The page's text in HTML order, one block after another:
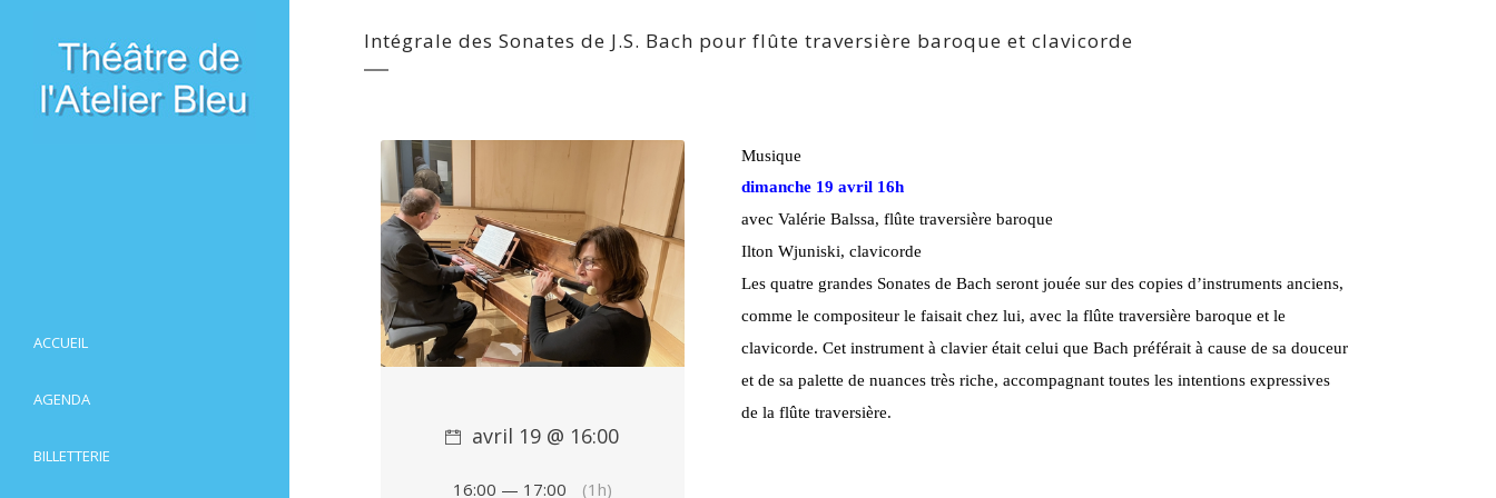
ACCUEIL
AGENDA
BILLETTERIE
Intégrale des Sonates de J.S. Bach pour flûte traversière baroque et clavicorde
Musique
dimanche 19 avril 16h
avec Valérie Balssa, flûte traversière baroque
Ilton Wjuniski, clavicorde
Les quatre grandes Sonates de Bach seront jouée sur des copies d’instruments anciens,
comme le compositeur le faisait chez lui, avec la flûte traversière baroque et le
clavicorde. Cet instrument à clavier était celui que Bach préférait à cause de sa douceur
et de sa palette de nuances très riche, accompagnant toutes les intentions expressives
de la flûte traversière.
avril 19 @ 16:00
16:00 — 17:00 (1h)